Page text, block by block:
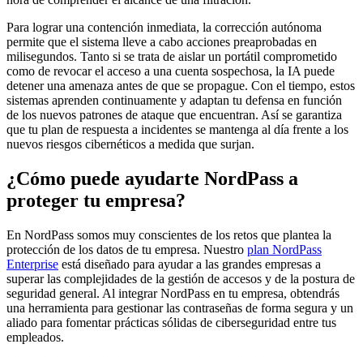
Para lograr una contención inmediata, la corrección autónoma
permite que el sistema lleve a cabo acciones preaprobadas en
milisegundos. Tanto si se trata de aislar un portátil comprometido
como de revocar el acceso a una cuenta sospechosa, la IA puede
detener una amenaza antes de que se propague. Con el tiempo, estos
sistemas aprenden continuamente y adaptan tu defensa en función
de los nuevos patrones de ataque que encuentran. Así se garantiza
que tu plan de respuesta a incidentes se mantenga al día frente a los
nuevos riesgos cibernéticos a medida que surjan.
¿Cómo puede ayudarte NordPass a
proteger tu empresa?
En NordPass somos muy conscientes de los retos que plantea la
protección de los datos de tu empresa. Nuestro plan NordPass
Enterprise está diseñado para ayudar a las grandes empresas a
superar las complejidades de la gestión de accesos y de la postura de
seguridad general. Al integrar NordPass en tu empresa, obtendrás
una herramienta para gestionar las contraseñas de forma segura y un
aliado para fomentar prácticas sólidas de ciberseguridad entre tus
empleados.